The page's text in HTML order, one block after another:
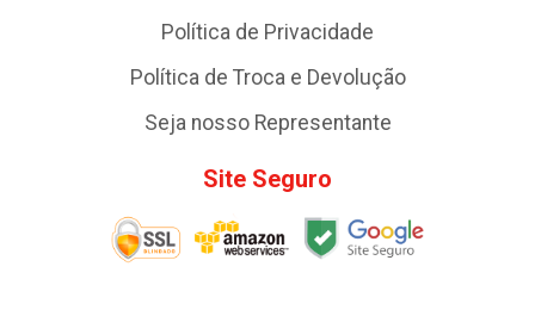
Política de Privacidade
Política de Troca e Devolução
Seja nosso Representante
Site Seguro